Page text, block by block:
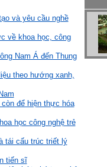
và yêu cầu nghề
về khoa học, công
Nam Á đến Thung
theo hướng xanh,
để hiện thực hóa
học công nghệ trẻ
tái cấu trúc triết lý
tiến sĩ